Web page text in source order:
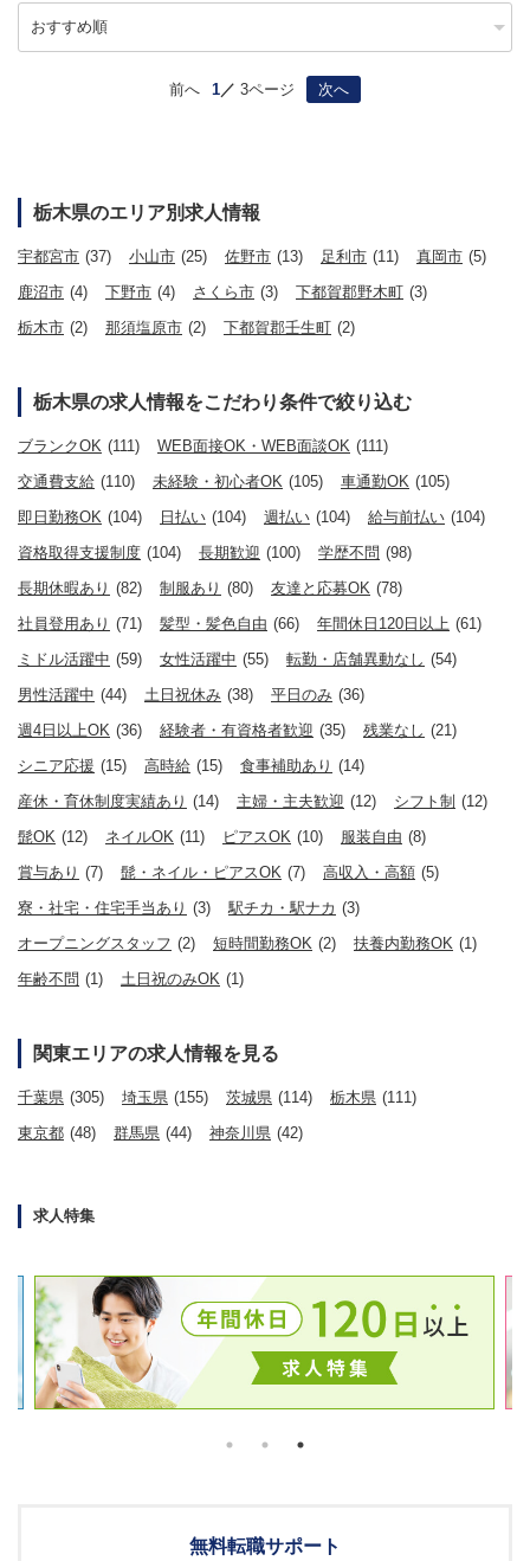
前へ 1 3ページ 次へ
栃木県のエリア別求人情報
宇都宮市 (37) 小山市 (25) 佐野市 (13) 足利市 (11) 真岡市 (5)
鹿沼市 (4) 下野市 (4) さくら市 (3) 下都賀郡野木町 (3)
栃木市 (2) 那須塩原市 (2) 下都賀郡壬生町 (2)
栃木県の求人情報をこだわり条件で絞り込む
ブランクOK (111) WEB面接OK・WEB面談OK (111)
交通費支給 (110) 未経験・初心者OK (105) 車通勤OK (105)
即日勤務OK (104) 日払い (104) 週払い (104) 給与前払い (104)
資格取得支援制度 (104) 長期歓迎 (100) 学歴不問 (98)
長期休暇あり (82) 制服あり (80) 友達と応募OK (78)
社員登用あり (71) 髪型・髪色自由 (66) 年間休日120日以上 (61)
ミドル活躍中 (59) 女性活躍中 (55) 転勤・店舗異動なし (54)
男性活躍中 (44) 土日祝休み (38) 平日のみ (36)
週4日以上OK (36) 経験者・有資格者歓迎 (35) 残業なし (21)
シニア応援 (15) 高時給 (15) 食事補助あり (14)
産休・育休制度実績あり (14) 主婦・主夫歓迎 (12) シフト制 (12)
髭OK (12) ネイルOK (11) ピアスOK (10) 服装自由 (8)
賞与あり (7) 髭・ネイル・ピアスOK (7) 高収入・高額 (5)
寮・社宅・住宅手当あり (3) 駅チカ・駅ナカ (3)
オープニングスタッフ (2) 短時間勤務OK (2) 扶養内勤務OK (1)
年齢不問 (1) 土日祝のみOK (1)
関東エリアの求人情報を見る
千葉県 (305) 埼玉県 (155) 茨城県 (114) 栃木県 (111)
東京都 (48) 群馬県 (44) 神奈川県 (42)
求人特集
無料転職サポート